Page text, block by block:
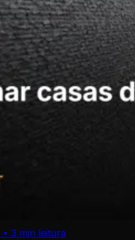
• 3 min leitura